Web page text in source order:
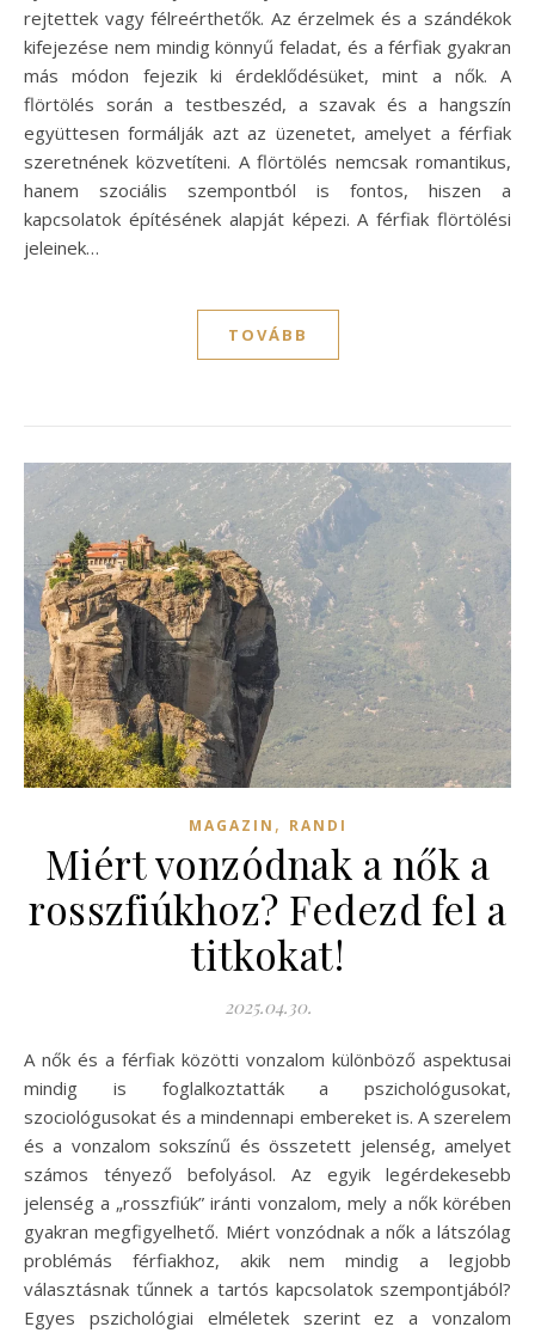
rejtettek vagy félreérthetők. Az érzelmek és a szándékok
kifejezése nem mindig könnyű feladat, és a férfiak gyakran
más módon fejezik ki érdeklődésüket, mint a nők. A
flörtölés során a testbeszéd, a szavak és a hangszín
együttesen formálják azt az üzenetet, amelyet a férfiak
szeretnének közvetíteni. A flörtölés nemcsak romantikus,
hanem szociális szempontból is fontos, hiszen a
kapcsolatok építésének alapját képezi. A férfiak flörtölési
jeleinek…
TOVÁBB
MAGAZIN , RANDI
Miért vonzódnak a nők a
rosszfiúkhoz? Fedezd fel a
titkokat!
2025.04.30.
A nők és a férfiak közötti vonzalom különböző aspektusai
mindig is foglalkoztatták a pszichológusokat,
szociológusokat és a mindennapi embereket is. A szerelem
és a vonzalom sokszínű és összetett jelenség, amelyet
számos tényező befolyásol. Az egyik legérdekesebb
jelenség a „rosszfiúk” iránti vonzalom, mely a nők körében
gyakran megfigyelhető. Miért vonzódnak a nők a látszólag
problémás férfiakhoz, akik nem mindig a legjobb
választásnak tűnnek a tartós kapcsolatok szempontjából?
Egyes pszichológiai elméletek szerint ez a vonzalom